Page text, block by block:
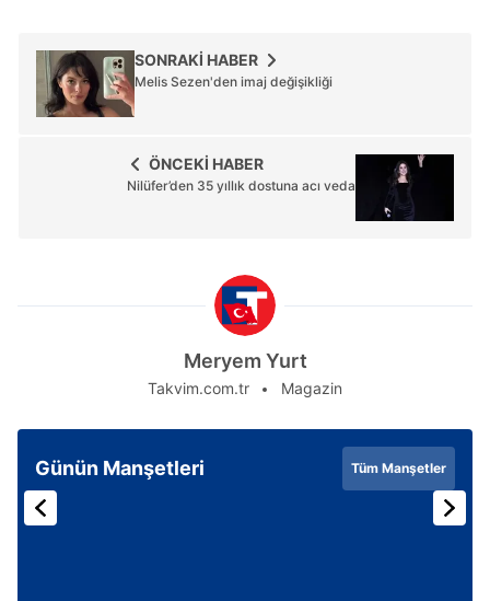
SONRAKİ HABER
Melis Sezen'den imaj değişikliği
ÖNCEKİ HABER
Nilüfer’den 35 yıllık dostuna acı veda
Meryem Yurt
Takvim.com.tr Magazin
Günün Manşetleri Tüm Manşetler